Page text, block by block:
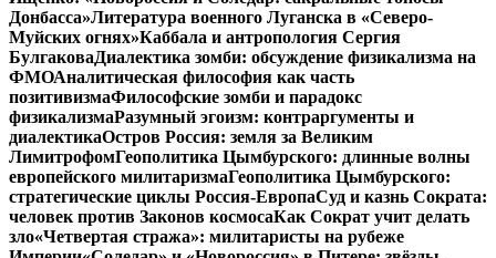
Донбасса»Литература военного Луганска в «Северо-
Муйских огнях»Каббала и антропология Сергия
БулгаковаДиалектика зомби: обсуждение физикализма на
ФМОАналитическая философия как часть
позитивизмаФилософские зомби и парадокс
физикализмаРазумный эгоизм: контраргументы и
диалектикаОстров Россия: земля за Великим
ЛимитрофомГеополитика Цымбурского: длинные волны
европейского милитаризмаГеополитика Цымбурского:
стратегические циклы Россия-ЕвропаСуд и казнь Сократа:
человек против Законов космосаКак Сократ учит делать
зло«Четвертая стража»: милитаристы на рубеже